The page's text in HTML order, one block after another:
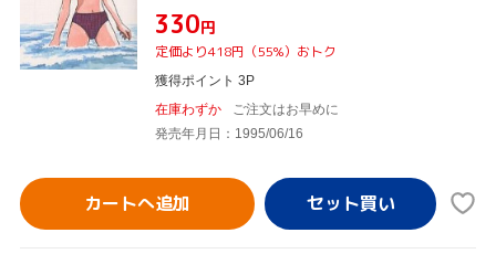
¥330円
定価より418円（55%）おトク
獲得ポイント 3P
在庫わずか
ご注文はお早めに
発売年月日：1995/06/16
カートへ追加